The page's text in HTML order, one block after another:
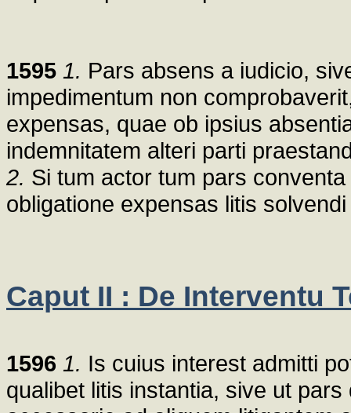
1595 1. Pars absens a iudicio,
impedimentum non
expensas, quae ob ipsius
indemnitatem alteri parti
2. Si tum actor tum pars
obligatione expensas litis
Caput II : De Interventu
1596 1. Is cuius interest admitti
qualibet litis instantia, sive ut